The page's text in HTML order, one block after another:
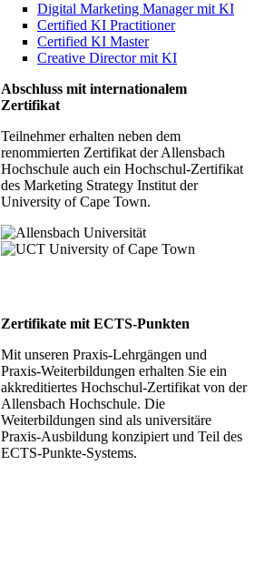
Digital Marketing Manager mit KI
Certified KI Practitioner
Certified KI Master
Creative Director mit KI
Abschluss mit internationalem
Zertifikat
Teilnehmer erhalten neben dem
renommierten Zertifikat der Allensbach
Hochschule auch ein Hochschul-Zertifikat
des Marketing Strategy Institut der
University of Cape Town.
Zertifikate mit ECTS-Punkten
Mit unseren Praxis-Lehrgängen und
Praxis-Weiterbildungen erhalten Sie ein
akkreditiertes Hochschul-Zertifikat von der
Allensbach Hochschule. Die
Weiterbildungen sind als universitäre
Praxis-Ausbildung konzipiert und Teil des
ECTS-Punkte-Systems.